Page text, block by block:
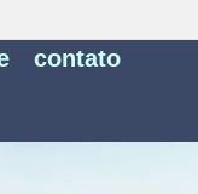
contato